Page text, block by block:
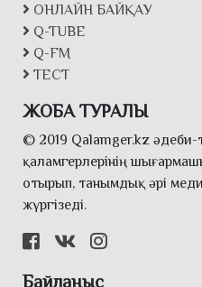
ОНЛАЙН БАЙҚАУ
Q-TUBE
Q-FM
ТЕСТ
ЖОБА ТУРАЛЫ
© 2019 Qalamger.kz
қаламгерлерінің
отырып, танымдық әрі
жүргізеді.
Байланыс